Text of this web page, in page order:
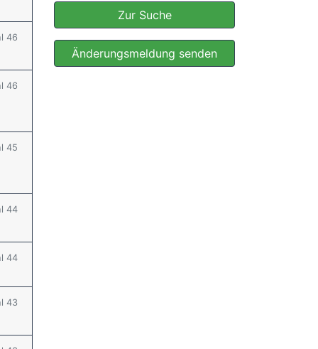
46
46
45
44
44
43
Zur Suche
Änderungsmeldung senden